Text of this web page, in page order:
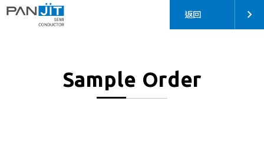
返回
Sample Order